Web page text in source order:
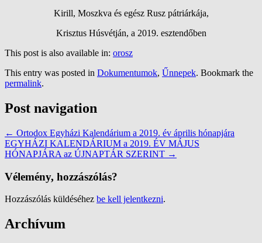
Kirill, Moszkva és egész Rusz pátriárkája,
Krisztus Húsvétján, a 2019. esztendőben
This post is also available in: orosz
This entry was posted in Dokumentumok, Űnnepek. Bookmark the
permalink.
Post navigation
← Ortodox Egyházi Kalendárium a 2019. év április hónapjára
EGYHÁZI KALENDÁRIUM a 2019. ÉV MÁJUS
HÓNAPJÁRA az ÚJNAPTÁR SZERINT →
Vélemény, hozzászólás?
Hozzászólás küldéséhez be kell jelentkezni.
Archívum